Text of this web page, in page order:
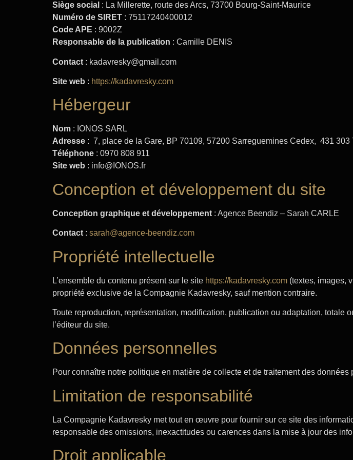
Siège social : La Millerette, route des Arcs, 73700 Bourg-Saint-Maurice
Numéro de SIRET : 75117240400012
Code APE : 9002Z
Responsable de la publication : Camille DENIS
Contact : kadavresky@gmail.com
Site web : https://kadavresky.com
Hébergeur
Nom : IONOS SARL
Adresse : 7, place de la Gare, BP 70109, 57200 Sarreguemines Cedex, 431
Téléphone : 0970 808 911
Site web : info@IONOS.fr
Conception et développement du site
Conception graphique et développement : Agence Beendiz – Sarah CARLE
Contact : sarah@agence-beendiz.com
Propriété intellectuelle
L’ensemble du contenu présent sur le site https://kadavresky.com (textes, images,
propriété exclusive de la Compagnie Kadavresky, sauf mention contraire.
Toute reproduction, représentation, modification, publication ou adaptation, totale
l’éditeur du site.
Données personnelles
Pour connaître notre politique en matière de collecte et de traitement des
Limitation de responsabilité
La Compagnie Kadavresky met tout en œuvre pour fournir sur ce site des
responsable des omissions, inexactitudes ou carences dans la mise à jour des
Droit applicable